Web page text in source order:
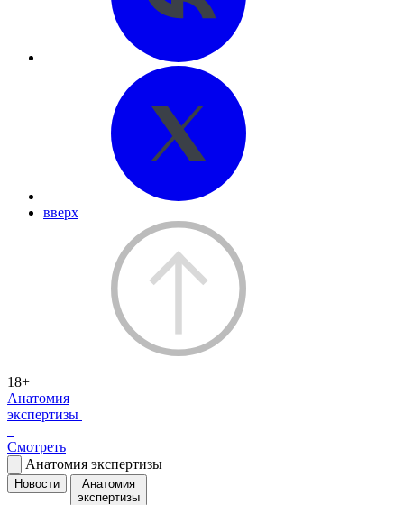
вверх
18+
Анатомия
экспертизы
Смотреть
Анатомия экспертизы
Новости
Анатомия
экспертизы